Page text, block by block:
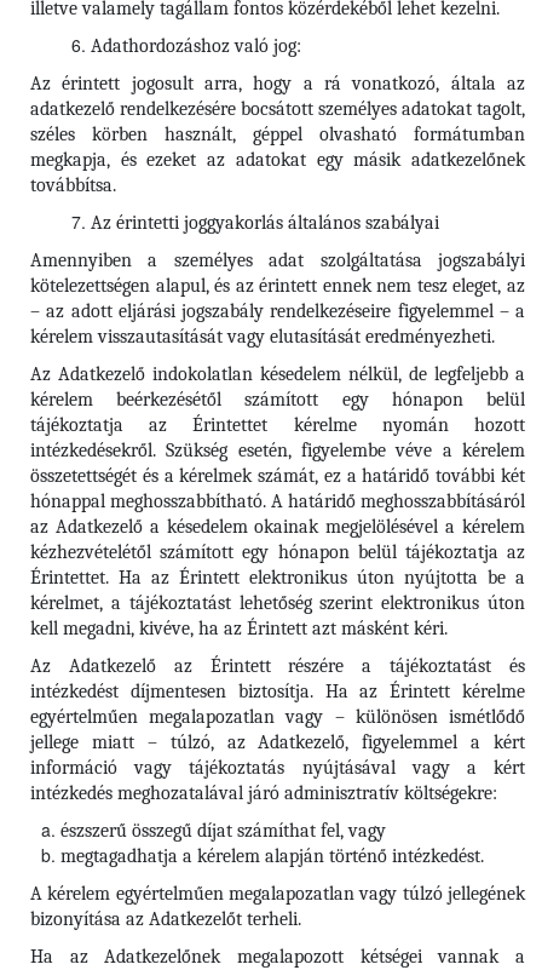
illetve valamely tagállam fontos közérdekéből lehet kezelni.
Adathordozáshoz való jog:
Az érintett jogosult arra, hogy a rá vonatkozó, általa az
adatkezelő rendelkezésére bocsátott személyes adatokat tagolt,
széles körben használt, géppel olvasható formátumban
megkapja, és ezeket az adatokat egy másik adatkezelőnek
továbbítsa.
Az érintetti joggyakorlás általános szabályai
Amennyiben a személyes adat szolgáltatása jogszabályi
kötelezettségen alapul, és az érintett ennek nem tesz eleget, az
– az adott eljárási jogszabály rendelkezéseire figyelemmel – a
kérelem visszautasítását vagy elutasítását eredményezheti.
Az Adatkezelő indokolatlan késedelem nélkül, de legfeljebb a
kérelem beérkezésétől számított egy hónapon belül
tájékoztatja az Érintettet kérelme nyomán hozott
intézkedésekről. Szükség esetén, figyelembe véve a kérelem
összetettségét és a kérelmek számát, ez a határidő további két
hónappal meghosszabbítható. A határidő meghosszabbításáról
az Adatkezelő a késedelem okainak megjelölésével a kérelem
kézhezvételétől számított egy hónapon belül tájékoztatja az
Érintettet. Ha az Érintett elektronikus úton nyújtotta be a
kérelmet, a tájékoztatást lehetőség szerint elektronikus úton
kell megadni, kivéve, ha az Érintett azt másként kéri.
Az Adatkezelő az Érintett részére a tájékoztatást és
intézkedést díjmentesen biztosítja. Ha az Érintett kérelme
egyértelműen megalapozatlan vagy – különösen ismétlődő
jellege miatt – túlzó, az Adatkezelő, figyelemmel a kért
információ vagy tájékoztatás nyújtásával vagy a kért
intézkedés meghozatalával járó adminisztratív költségekre:
észszerű összegű díjat számíthat fel, vagy
megtagadhatja a kérelem alapján történő intézkedést.
A kérelem egyértelműen megalapozatlan vagy túlzó jellegének
bizonyítása az Adatkezelőt terheli.
Ha az Adatkezelőnek megalapozott kétségei vannak a